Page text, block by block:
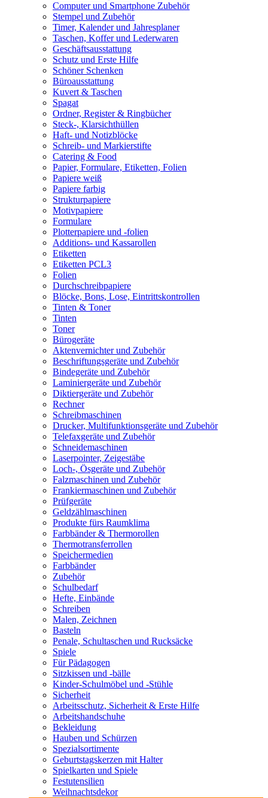
Computer und Smartphone Zubehör
Stempel und Zubehör
Timer, Kalender und Jahresplaner
Taschen, Koffer und Lederwaren
Geschäftsausstattung
Schutz und Erste Hilfe
Schöner Schenken
Büroausstattung
Kuvert & Taschen
Spagat
Ordner, Register & Ringbücher
Steck-, Klarsichthüllen
Haft- und Notizblöcke
Schreib- und Markierstifte
Catering & Food
Papier, Formulare, Etiketten, Folien
Papiere weiß
Papiere farbig
Strukturpapiere
Motivpapiere
Formulare
Plotterpapiere und -folien
Additions- und Kassarollen
Etiketten
Etiketten PCL3
Folien
Durchschreibpapiere
Blöcke, Bons, Lose, Eintrittskontrollen
Tinten & Toner
Tinten
Toner
Bürogeräte
Aktenvernichter und Zubehör
Beschriftungsgeräte und Zubehör
Bindegeräte und Zubehör
Laminiergeräte und Zubehör
Diktiergeräte und Zubehör
Rechner
Schreibmaschinen
Drucker, Multifunktionsgeräte und Zubehör
Telefaxgeräte und Zubehör
Schneidemaschinen
Laserpointer, Zeigestäbe
Loch-, Ösgeräte und Zubehör
Falzmaschinen und Zubehör
Frankiermaschinen und Zubehör
Prüfgeräte
Geldzählmaschinen
Produkte fürs Raumklima
Farbbänder & Thermorollen
Thermotransferrollen
Speichermedien
Farbbänder
Zubehör
Schulbedarf
Hefte, Einbände
Schreiben
Malen, Zeichnen
Basteln
Penale, Schultaschen und Rucksäcke
Spiele
Für Pädagogen
Sitzkissen und -bälle
Kinder-Schulmöbel und -Stühle
Sicherheit
Arbeitsschutz, Sicherheit & Erste Hilfe
Arbeitshandschuhe
Bekleidung
Hauben und Schürzen
Spezialsortimente
Geburtstagskerzen mit Halter
Spielkarten und Spiele
Festutensilien
Weihnachtsdekor